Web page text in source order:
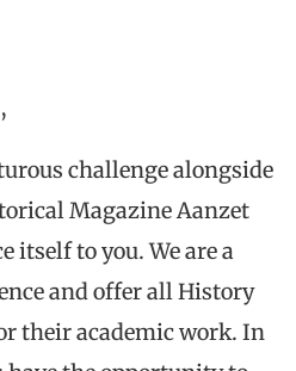
challenge alongside
Magazine Aanzet
itself to you. We area
and offer allHistory
their academic work. In